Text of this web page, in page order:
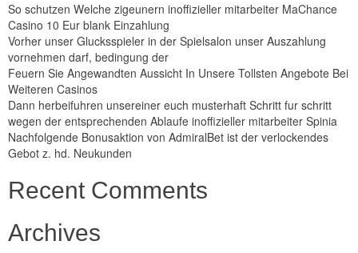
So schutzen Welche zigeunern inoffizieller mitarbeiter MaChance
Casino 10 Eur blank Einzahlung
Vorher unser Glucksspieler in der Spielsalon unser Auszahlung
vornehmen darf, bedingung der
Feuern Sie Angewandten Aussicht In Unsere Tollsten Angebote Bei
Weiteren Casinos
Dann herbeifuhren unsereiner euch musterhaft Schritt fur schritt
wegen der entsprechenden Ablaufe inoffizieller mitarbeiter Spinia
Nachfolgende Bonusaktion von AdmiralBet ist der verlockendes
Gebot z. hd. Neukunden
Recent Comments
Archives